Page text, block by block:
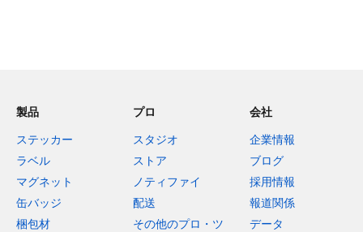
製品
ステッカー
ラベル
マグネット
缶バッジ
梱包材
プロ
スタジオ
ストア
ノティファイ
配送
その他のプロ・ツ
会社
企業情報
ブログ
採用情報
報道関係
データ